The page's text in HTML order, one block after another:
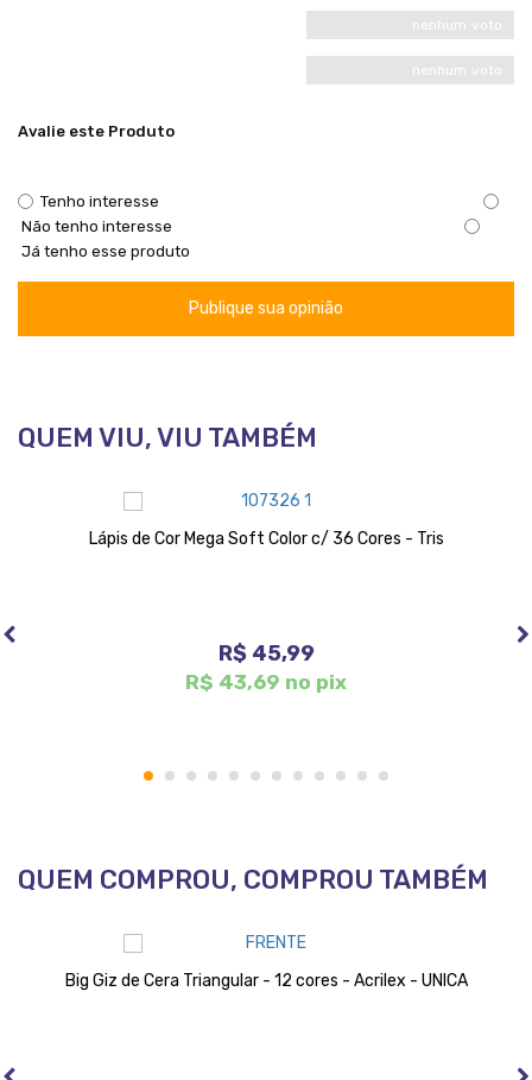
nenhum voto
nenhum voto
Avalie este Produto
Tenho interesse
Não tenho interesse
Já tenho esse produto
Publique sua opinião
QUEM VIU, VIU TAMBÉM
Lápis de Cor Mega Soft Color c/ 36 Cores - Tris
R$ 45,99
R$ 43,69 no pix
1 2 3 4 5 6 7 8 9 10 11 12
QUEM COMPROU, COMPROU TAMBÉM
Big Giz de Cera Triangular - 12 cores - Acrilex - UNICA